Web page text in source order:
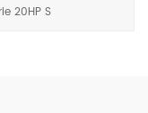
20HP S